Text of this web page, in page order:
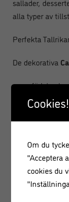
sallader,
alla typer av
Perfekta
De dekorativa
picknick
brunch
Den eleganta
dukning utan
Cookies!
Om du
"Acceptera
cookies du